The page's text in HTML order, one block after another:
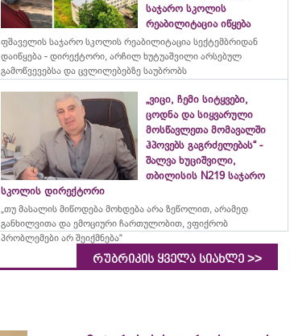
საჯარო სკოლის
რეაბილიტაცია იწყება
ფშაველის საჯარო სკოლის რეაბილიტაცია სექტემბრიდან
დაიწყება - დირექტორი, არჩილ ხუტუაშვილი არსებულ
გამოწვევებსა და ცვლილებებზე საუბრობს
„ვიცი, ჩემი სიტყვები,
ცოდნა და სიყვარული
მოსწავლეთა მომავალში
ჰპოვებს გაგრძელებას“ -
შალვა ხუციშვილი,
თბილისის N219 საჯარო
სკოლის დირექტორი
„თუ მასალის მიწოდება მოხდება არა ზეწოლით, არამედ
განხილვითა და ემოციური ჩართულობით, ვფიქრობ
პრობლემები არ შეიქმნება“
რუბრიკის ყველა სიახლე >>